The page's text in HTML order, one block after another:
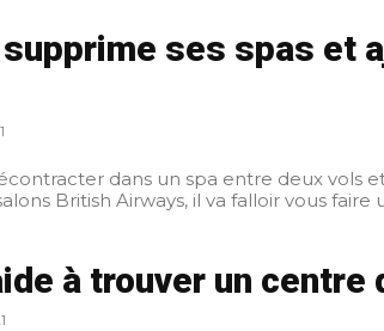
ses spas et
dans un spa entre deux vols
British Airways, il va falloir vous
à trouver un centre